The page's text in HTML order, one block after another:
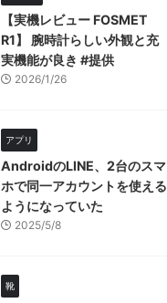
【実機レビュー FOSMET
R1】 腕時計らしい外観と充
実機能が良き #提供
2026/1/26
アプリ
AndroidのLINE、2台のスマ
ホで同一アカウントを使える
ようになっていた
2025/5/8
靴